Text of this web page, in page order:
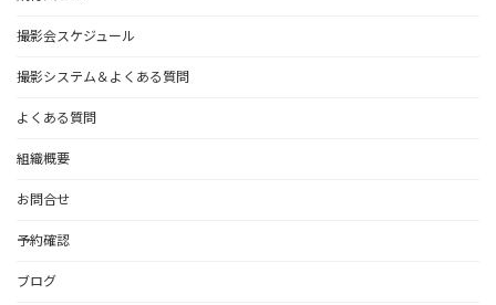
撮影会スケジュール
撮影システム＆よくある質問
よくある質問
組織概要
お問合せ
予約確認
ブログ